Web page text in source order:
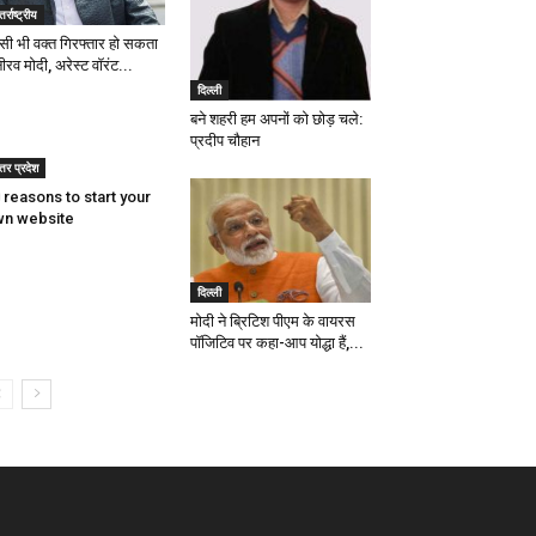
भी वक्त गिरफ्तार हो सकता
मोदी, अरेस्ट वॉरंट...
दिल्ली
बने शहरी हम अपनों को छोड़ चले:
प्रदीप चौहान
प्रदेश
reasons to start your
website
दिल्ली
मोदी ने ब्रिटिश पीएम के वायरस
पॉजिटिव पर कहा-आप योद्धा हैं,...